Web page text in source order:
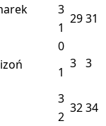
3
2931
1
0
3 3
1
3
3234
2